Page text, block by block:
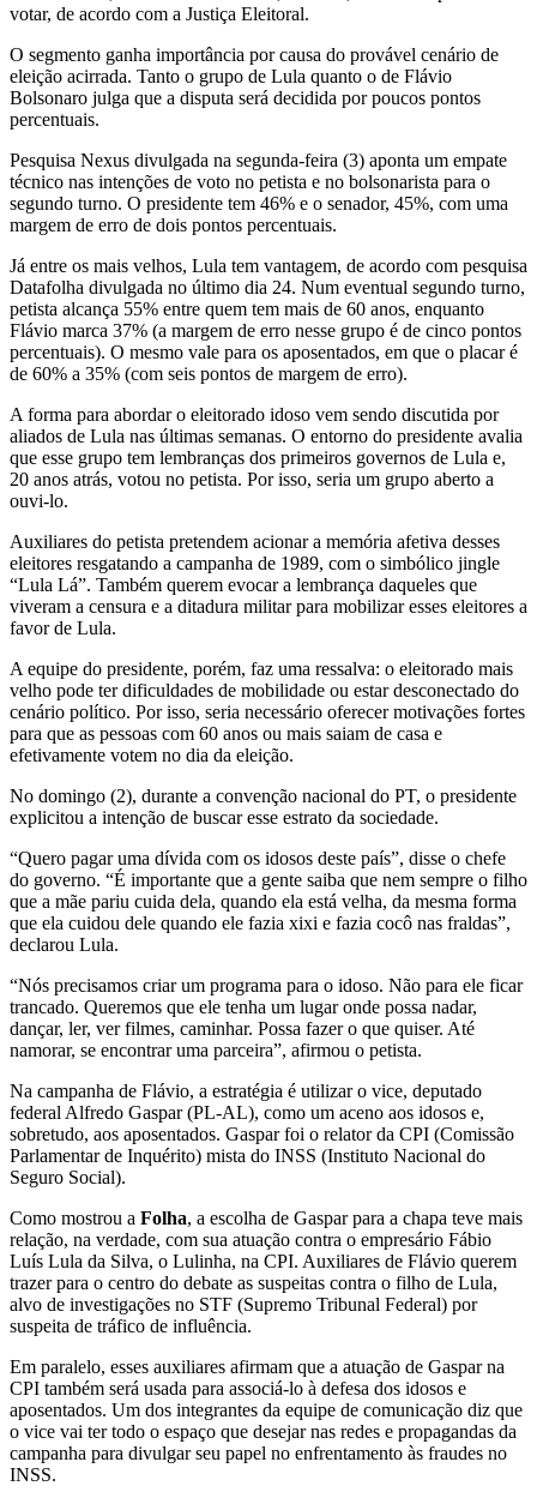
votar, de acordo com a Justiça Eleitoral.
O segmento ganha importância por causa do provável cenário de
eleição acirrada. Tanto o grupo de Lula quanto o de Flávio
Bolsonaro julga que a disputa será decidida por poucos pontos
percentuais.
Pesquisa Nexus divulgada na segunda-feira (3) aponta um empate
técnico nas intenções de voto no petista e no bolsonarista para o
segundo turno. O presidente tem 46% e o senador, 45%, com uma
margem de erro de dois pontos percentuais.
Já entre os mais velhos, Lula tem vantagem, de acordo com pesquisa
Datafolha divulgada no último dia 24. Num eventual segundo turno,
petista alcança 55% entre quem tem mais de 60 anos, enquanto
Flávio marca 37% (a margem de erro nesse grupo é de cinco pontos
percentuais). O mesmo vale para os aposentados, em que o placar é
de 60% a 35% (com seis pontos de margem de erro).
A forma para abordar o eleitorado idoso vem sendo discutida por
aliados de Lula nas últimas semanas. O entorno do presidente avalia
que esse grupo tem lembranças dos primeiros governos de Lula e,
20 anos atrás, votou no petista. Por isso, seria um grupo aberto a
ouvi-lo.
Auxiliares do petista pretendem acionar a memória afetiva desses
eleitores resgatando a campanha de 1989, com o simbólico jingle
“Lula Lá”. Também querem evocar a lembrança daqueles que
viveram a censura e a ditadura militar para mobilizar esses eleitores a
favor de Lula.
A equipe do presidente, porém, faz uma ressalva: o eleitorado mais
velho pode ter dificuldades de mobilidade ou estar desconectado do
cenário político. Por isso, seria necessário oferecer motivações fortes
para que as pessoas com 60 anos ou mais saiam de casa e
efetivamente votem no dia da eleição.
No domingo (2), durante a convenção nacional do PT, o presidente
explicitou a intenção de buscar esse estrato da sociedade.
“Quero pagar uma dívida com os idosos deste país”, disse o chefe
do governo. “É importante que a gente saiba que nem sempre o filho
que a mãe pariu cuida dela, quando ela está velha, da mesma forma
que ela cuidou dele quando ele fazia xixi e fazia cocô nas fraldas”,
declarou Lula.
“Nós precisamos criar um programa para o idoso. Não para ele ficar
trancado. Queremos que ele tenha um lugar onde possa nadar,
dançar, ler, ver filmes, caminhar. Possa fazer o que quiser. Até
namorar, se encontrar uma parceira”, afirmou o petista.
Na campanha de Flávio, a estratégia é utilizar o vice, deputado
federal Alfredo Gaspar (PL-AL), como um aceno aos idosos e,
sobretudo, aos aposentados. Gaspar foi o relator da CPI (Comissão
Parlamentar de Inquérito) mista do INSS (Instituto Nacional do
Seguro Social).
Como mostrou a Folha, a escolha de Gaspar para a chapa teve mais
relação, na verdade, com sua atuação contra o empresário Fábio
Luís Lula da Silva, o Lulinha, na CPI. Auxiliares de Flávio querem
trazer para o centro do debate as suspeitas contra o filho de Lula,
alvo de investigações no STF (Supremo Tribunal Federal) por
suspeita de tráfico de influência.
Em paralelo, esses auxiliares afirmam que a atuação de Gaspar na
CPI também será usada para associá-lo à defesa dos idosos e
aposentados. Um dos integrantes da equipe de comunicação diz que
o vice vai ter todo o espaço que desejar nas redes e propagandas da
campanha para divulgar seu papel no enfrentamento às fraudes no
INSS.